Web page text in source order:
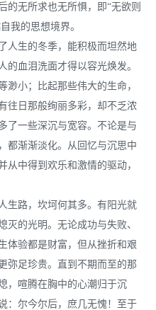
的无所求也无所惧，即“无欲则
我的思想境界。
人生的冬季，能积极而坦然地
的血泪洗面才得以容光焕发。
渺小；比起那些伟大的生命，
往日那般绚丽多彩，却不乏浓
了一些深沉与宽容。不论是与
都渐渐淡化。从回忆与沉思中
从中得到欢乐和激情的驱动，
生路，坎坷何其多。有阳光就
灭的光明。无论成功与失败、
体验都是财富，但从挫折和艰
弥足珍贵。直到不期而至的那
，喧腾在胸中的心潮归于沉
：尔今尔后，庶几无愧！至于